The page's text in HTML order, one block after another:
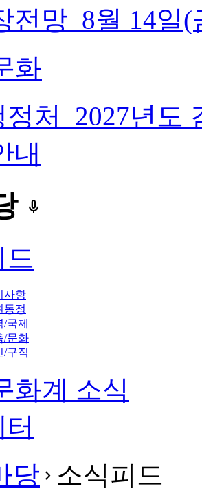
전망_8월 14일(
화
정처_2027년도
내
keyboard_voice
드
사항
동정
/국제
/문화
/구직
화계 소식
당 navigate_next 소식피드